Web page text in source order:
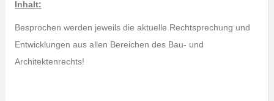
Inhalt:
Besprochen werden jeweils die aktuelle Rechtsprechung und
Entwicklungen aus allen Bereichen des Bau- und
Architektenrechts!